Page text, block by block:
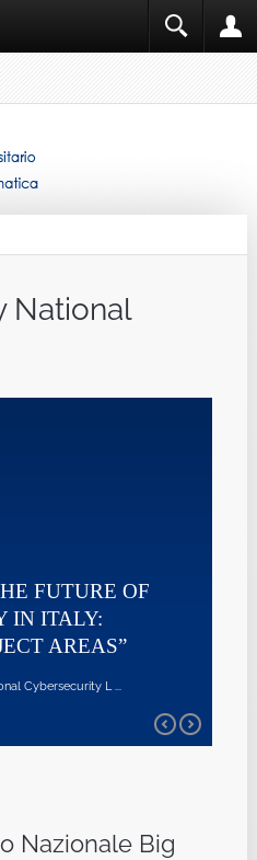
National
FUTURE OF
IN ITALY:
AREAS”
Cybersecurity L ...
Nazionale Big